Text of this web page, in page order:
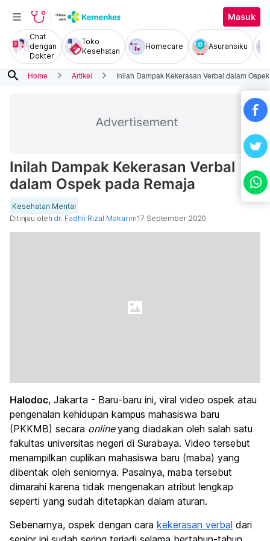
Masuk
Chat
dengan
Dokter
Toko
Kesehatan
Homecare Asuransiku
search Home Artikel Inilah Dampak Kekerasan Verbal dalam
Inilah Dampak Kekerasan Verbal
dalam Ospek pada Remaja
Kesehatan Mental
Ditinjau oleh dr. Fadhli Rizal Makarim17 September 2020
Halodoc, Jakarta - Baru-baru ini, viral video ospek atau
pengenalan kehidupan kampus mahasiswa baru
(PKKMB) secara onlineyang diadakan oleh salah satu
fakultas universitas negeri di Surabaya. Video tersebut
menampilkan cuplikan mahasiswa baru (maba) yang
dibentak oleh seniornya. Pasalnya, maba tersebut
dimarahi karena tidak mengenakan atribut lengkap
seperti yang sudah ditetapkan dalam aturan.
Sebenarnya, ospek dengan cara kekerasan verbal dari